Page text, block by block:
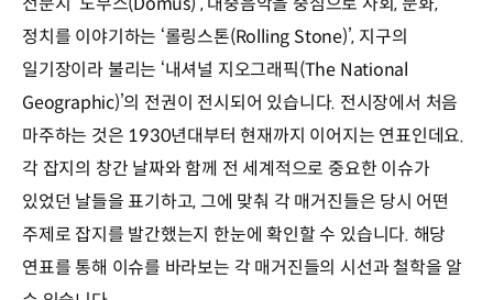
정치를 이야기하는 ‘롤링스톤(Rolling Stone)’, 지구의
일기장이라 불리는 ‘내셔널 지오그래픽(The National
Geographic)’의 전권이 전시되어 있습니다. 전시장에서 처음
마주하는 것은 1930년대부터 현재까지 이어지는 연표인데요.
각 잡지의 창간 날짜와 함께 전 세계적으로 중요한 이슈가
있었던 날들을 표기하고, 그에 맞춰 각 매거진들은 당시 어떤
주제로 잡지를 발간했는지 한눈에 확인할 수 있습니다. 해당
연표를 통해 이슈를 바라보는 각 매거진들의 시선과 철학을 알